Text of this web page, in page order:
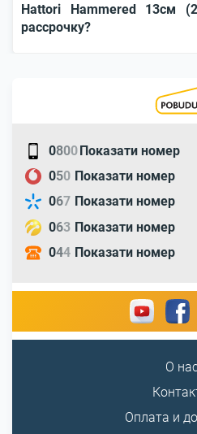
Hattori Hammered 13см
рассрочку?
0800Показати номер
050 Показати номер
067 Показати номер
063 Показати номер
044 Показати номер
О
Оплата и